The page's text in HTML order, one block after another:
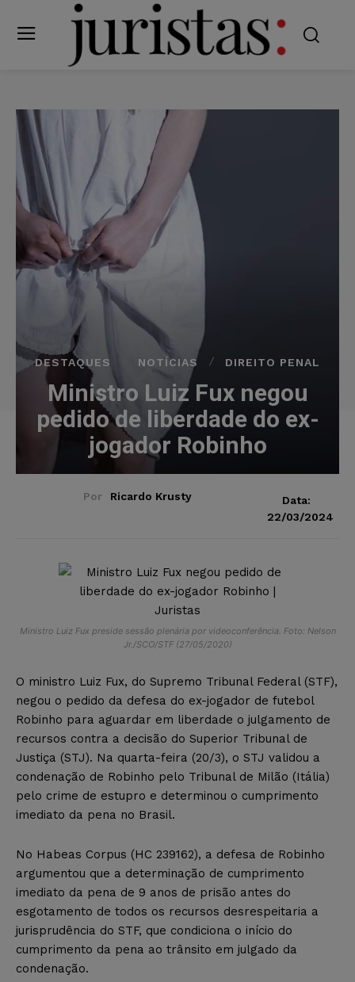
DESTAQUES NOTÍCIAS DIREITO PENAL
Ministro Luiz Fux negou
pedido de liberdade do ex-
jogador Robinho
Por Ricardo Krusty
Data:
22/03/2024
Ministro Luiz Fux preside sessão plenária por videoconferência. Foto: Nelson
Jr./SCO/STF (27/05/2020)
O ministro Luiz Fux, do Supremo Tribunal Federal (STF),
negou o pedido da defesa do ex-jogador de futebol
Robinho para aguardar em liberdade o julgamento de
recursos contra a decisão do Superior Tribunal de
Justiça (STJ). Na quarta-feira (20/3), o STJ validou a
condenação de Robinho pelo Tribunal de Milão (Itália)
pelo crime de estupro e determinou o cumprimento
imediato da pena no Brasil.
No Habeas Corpus (HC 239162), a defesa de Robinho
argumentou que a determinação de cumprimento
imediato da pena de 9 anos de prisão antes do
esgotamento de todos os recursos desrespeitaria a
jurisprudência do STF, que condiciona o início do
cumprimento da pena ao trânsito em julgado da
condenação.